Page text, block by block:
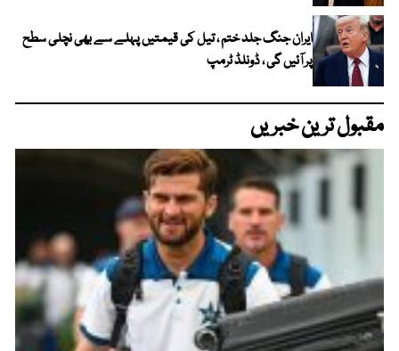
ایران جنگ جلد ختم ، تیل کی قیمتیں پہلے سے بھی نچلی سطح
پر آئیں گی ، ڈونلڈ ٹرمپ
مقبول ترین خبریں